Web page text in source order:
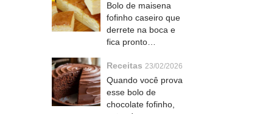
Bolo de maisena
fofinho caseiro que
derrete na boca e
fica pronto
Receitas 23/02/2026
Quando você prova
esse bolo de
chocolate fofinho,